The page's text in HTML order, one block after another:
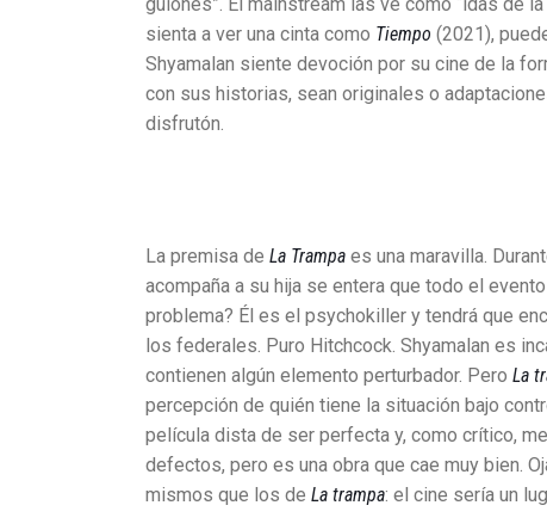
sienta a ver una cinta como Tiempo (2021),
Shyamalan siente devoción por su cine de la
con sus historias, sean originales o
disfrutón.
La premisa de La Trampa es una maravilla.
acompaña a su hija se entera que todo el
problema? Él es el psychokiller y tendrá que
los federales. Puro Hitchcock. Shyamalan es
contienen algún elemento perturbador. Pero La
percepción de quién tiene la situación bajo
película dista de ser perfecta y, como crítico,
defectos, pero es una obra que cae muy bien.
mismos que los de La trampa: el cine sería un